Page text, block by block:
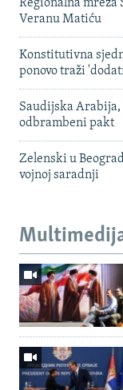
Regionalna mreža
Veranu Matiću
Konstitutivna
ponovo traži
Saudijska
odbrambeni pakt
Zelenski u
vojnoj saradnji